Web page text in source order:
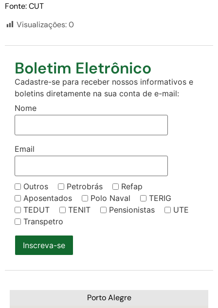
Fonte: CUT
Visualizações:0
Boletim Eletrônico
Cadastre-se para receber nossos informativos e
boletins diretamente na sua conta de e-mail:
Nome
Email
Outros Petrobrás
Refap
Aposentados
Polo Naval
TERIG
TEDUT
TENIT Pensionistas
UTE
Transpetro
Inscreva-se
Porto Alegre